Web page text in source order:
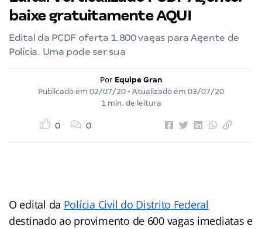
baixe gratuitamente AQUI
Edital da PCDF oferta 1.800 vagas para Agente de
Polícia. Uma pode ser sua
Por Equipe Gran
Publicado em 02/07/20 • Atualizado em 03/07/20
1 min. de leitura
0 0
O edital da Polícia Civil do Distrito Federal
destinado ao provimento de 600 vagas imediatas e